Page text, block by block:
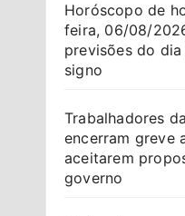
Horóscopo de
feira, 06/08/
previsões do
signo
Trabalhadores
encerram greve
aceitarem
governo